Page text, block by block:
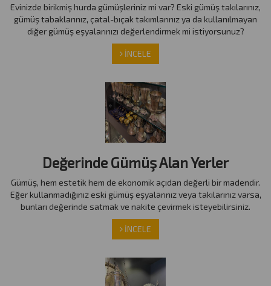
Evinizde birikmiş hurda gümüşleriniz mi var? Eski gümüş takılarınız,
gümüş tabaklarınız, çatal-bıçak takımlarınız ya da kullanılmayan
diğer gümüş eşyalarınızı değerlendirmek mi istiyorsunuz?
İNCELE
Değerinde Gümüş Alan Yerler
Gümüş, hem estetik hem de ekonomik açıdan değerli bir madendir.
Eğer kullanmadığınız eski gümüş eşyalarınız veya takılarınız varsa,
bunları değerinde satmak ve nakite çevirmek isteyebilirsiniz.
İNCELE